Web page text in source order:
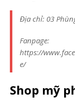
Địa chỉ: 03
Fanpage:
https://
e/
Shop mỹ